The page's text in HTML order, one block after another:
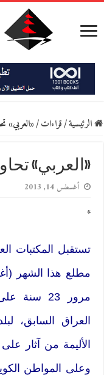
الرئيسية/قراءات/«العربي»
«العربي»
أغسطس 14, 2013
*
مرور 23
العراق السابق،
الأليمة من آثار
وعلى المواطن